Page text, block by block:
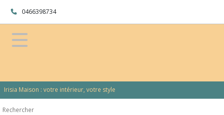
0466398734
Irisia Maison : votre intérieur, votre style